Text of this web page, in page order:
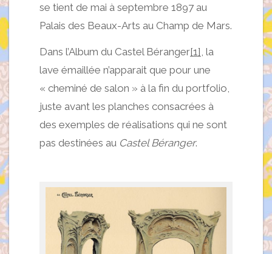
se tient de mai à septembre 1897 au
Palais des Beaux-Arts au Champ de Mars.
Dans l’Album du Castel Béranger[1], la
lave émaillée n’apparait que pour une
« cheminé de salon » à la fin du portfolio,
juste avant les planches consacrées à
des exemples de réalisations qui ne sont
pas destinées au Castel Béranger.